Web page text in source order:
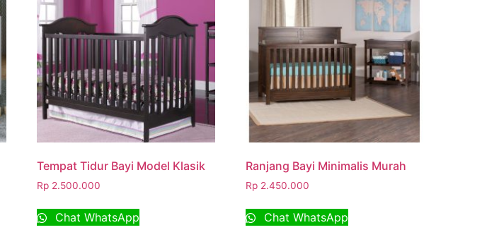
Tempat Tidur Bayi Model Klasik
Rp 2.500.000
Chat WhatsApp
Ranjang Bayi Minimalis Murah
Rp 2.450.000
Chat WhatsApp